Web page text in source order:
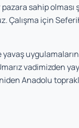
sahip olması
Çalışma için
vadimizden
Anadolu